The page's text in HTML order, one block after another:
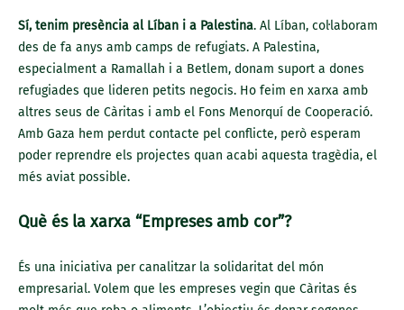
Sí, tenim presència al Líban i a Palestina. Al Líban, col·laboram
des de fa anys amb camps de refugiats. A Palestina,
especialment a Ramallah i a Betlem, donam suport a dones
refugiades que lideren petits negocis. Ho feim en xarxa amb
altres seus de Càritas i amb el Fons Menorquí de Cooperació.
Amb Gaza hem perdut contacte pel conflicte, però esperam
poder reprendre els projectes quan acabi aquesta tragèdia, el
més aviat possible.
Què és la xarxa “Empreses amb cor”?
És una iniciativa per canalitzar la solidaritat del món
empresarial. Volem que les empreses vegin que Càritas és